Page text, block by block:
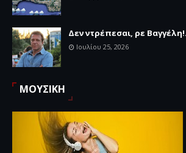
Δεν ντρέπεσαι, ρε
Ιουλίου 25, 2026
ΜΟΥΣΙΚΗ